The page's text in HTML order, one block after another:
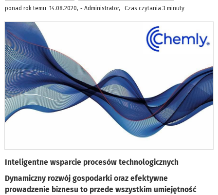
ponad rok temu 14.08.2020, ~ Administrator, Czas czytania 3 minuty
Inteligentne wsparcie procesów technologicznych
Dynamiczny rozwój gospodarki oraz efektywne
prowadzenie biznesu to przede wszystkim umiejętność